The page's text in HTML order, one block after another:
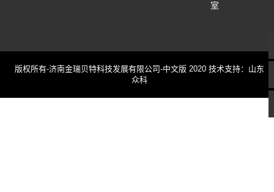
室
版权所有-济南金瑞贝特科技发展有限公司-中文版 2020 技术支持：山东
众科